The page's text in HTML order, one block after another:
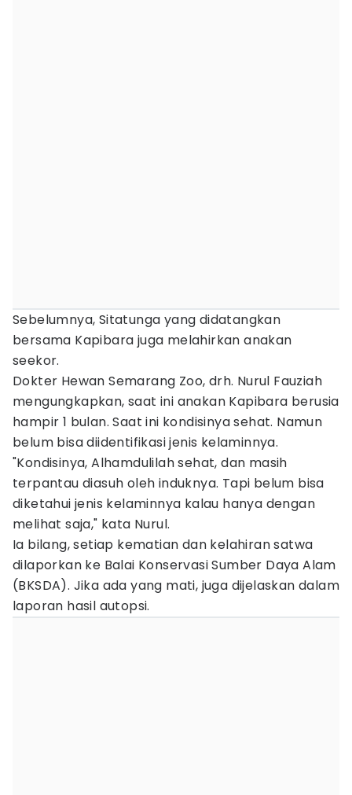
Sebelumnya, Sitatunga yang didatangkan
bersama Kapibara juga melahirkan anakan
seekor.
Dokter Hewan Semarang Zoo, drh. Nurul Fauziah
mengungkapkan, saat ini anakan Kapibara berusia
hampir 1 bulan. Saat ini kondisinya sehat. Namun
belum bisa diidentifikasi jenis kelaminnya.
"Kondisinya, Alhamdulilah sehat, dan masih
terpantau diasuh oleh induknya. Tapi belum bisa
diketahui jenis kelaminnya kalau hanya dengan
melihat saja," kata Nurul.
Ia bilang, setiap kematian dan kelahiran satwa
dilaporkan ke Balai Konservasi Sumber Daya Alam
(BKSDA). Jika ada yang mati, juga dijelaskan dalam
laporan hasil autopsi.